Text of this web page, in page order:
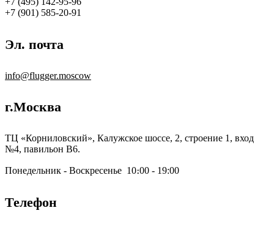
‪+7 (901) 585-20-91
Эл. почта
info@flugger.moscow
г.Москва
ТЦ «Корниловский», Калужское шоссе, 2, строение 1, вход
№4, павильон В6.
Понедельник - Воскресенье 10։00 - 19:00
Телефон